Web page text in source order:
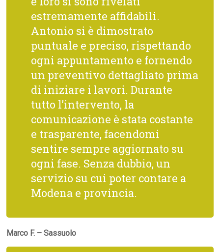
estremamente affidabili.
Antonio si è dimostrato
puntuale e preciso, rispettando
ogni appuntamento e fornendo
un preventivo dettagliato prima
di iniziare i lavori. Durante
tutto l’intervento, la
comunicazione è stata costante
e trasparente, facendomi
sentire sempre aggiornato su
ogni fase. Senza dubbio, un
servizio su cui poter contare a
Modena e provincia.
Marco F. – Sassuolo